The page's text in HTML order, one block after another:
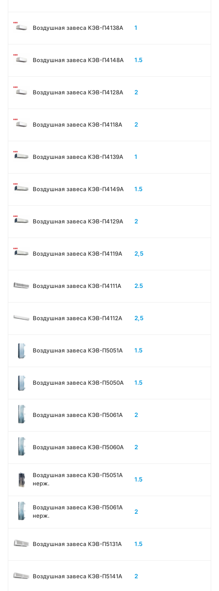
Воздушная завеса КЭВ-П4138А 1
Воздушная завеса КЭВ-П4148А 1.5
Воздушная завеса КЭВ-П4128А 2
Воздушная завеса КЭВ-П4118А 2
Воздушная завеса КЭВ-П4139А 1
Воздушная завеса КЭВ-П4149А 1.5
Воздушная завеса КЭВ-П4129А 2
Воздушная завеса КЭВ-П4119А 2,5
Воздушная завеса КЭВ-П4111A 2.5
Воздушная завеса КЭВ-П4112А 2,5
Воздушная завеса КЭВ-П5051A 1.5
Воздушная завеса КЭВ-П5050A 1.5
Воздушная завеса КЭВ-П5061A 2
Воздушная завеса КЭВ-П5060A 2
Воздушная завеса КЭВ-П5051A
нерж.
1.5
Воздушная завеса КЭВ-П5061A
нерж.
2
Воздушная завеса КЭВ-П5131А 1.5
Воздушная завеса КЭВ-П5141А 2